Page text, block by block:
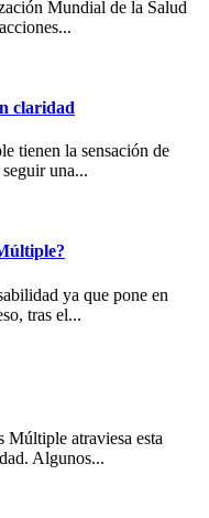
Mundial de la Salud
claridad
tienen la sensación de
una...
ya que pone en
tras el...
Múltiple atraviesa esta
Algunos...